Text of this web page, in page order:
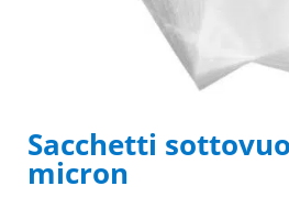
Sacchetti
micron